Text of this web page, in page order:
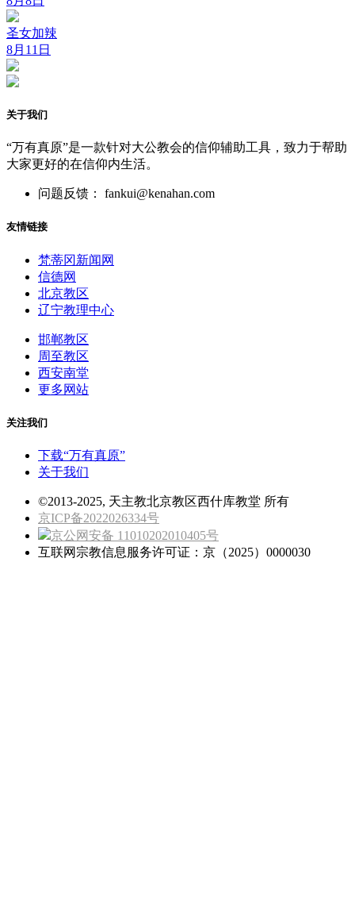
圣女加辣
8月11日
关于我们
“万有真原”是一款针对大公教会的信仰辅助工具，致力于帮助
大家更好的在信仰内生活。
问题反馈： fankui@kenahan.com
友情链接
梵蒂冈新闻网
信德网
北京教区
辽宁教理中心
邯郸教区
周至教区
西安南堂
更多网站
关注我们
下载“万有真原”
关于我们
©2013-2025, 天主教北京教区西什库教堂 所有
京ICP备2022026334号
京公网安备 11010202010405号
互联网宗教信息服务许可证：京（2025）0000030